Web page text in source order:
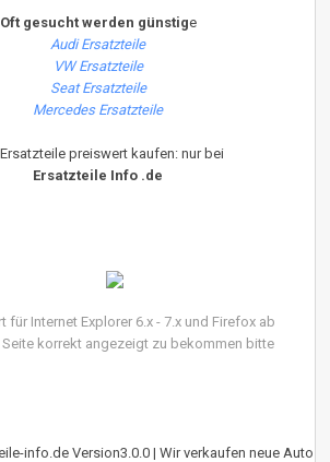
Oft gesucht werden günstige
Audi Ersatzteile
VW Ersatzteile
Seat Ersatzteile
Mercedes Ersatzteile
preiswert kaufen: nur bei
Ersatzteile Info .de
für Internet Explorer 6.x - 7.x und Firefox ab
Seite korrekt angezeigt zu bekommen bitte
info.de Version3.0.0 | Wir verkaufen neue Auto